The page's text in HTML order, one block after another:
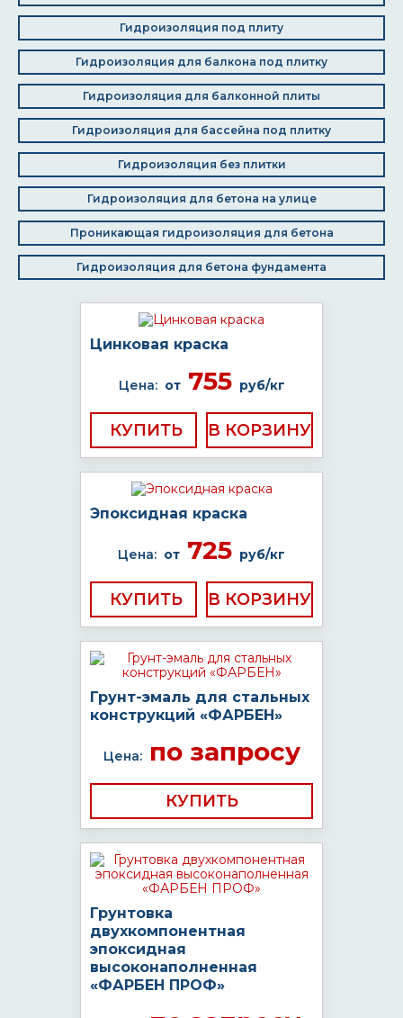
Гидроизоляция под плиту
Гидроизоляция для балкона под плитку
Гидроизоляция для балконной плиты
Гидроизоляция для бассейна под плитку
Гидроизоляция без плитки
Гидроизоляция для бетона на улице
Проникающая гидроизоляция для бетона
Гидроизоляция для бетона фундамента
Цинковая краска
Цена: от755 руб/кг
КУПИТЬ
Эпоксидная краска
Цена: от 725 руб/кг
КУПИТЬ
Грунт-эмаль для стальных
конструкций «ФАРБЕН»
Цена:по запросу
КУПИТЬ
Грунтовка
двухкомпонентная
эпоксидная
высоконаполненная
«ФАРБЕН ПРОФ»